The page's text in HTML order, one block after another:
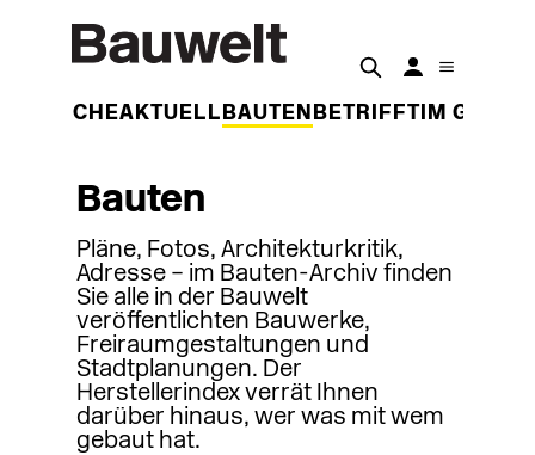
WOCHEAKTUELL BAUTEN BETRIFFT IM
Bauten
Pläne, Fotos, Architekturkritik,
Adresse – im Bauten-Archiv finden
Sie alle in der Bauwelt
veröffentlichten Bauwerke,
Freiraumgestaltungen und
Stadtplanungen. Der
Herstellerindex verrät Ihnen
darüber hinaus, wer was mit wem
gebaut hat.